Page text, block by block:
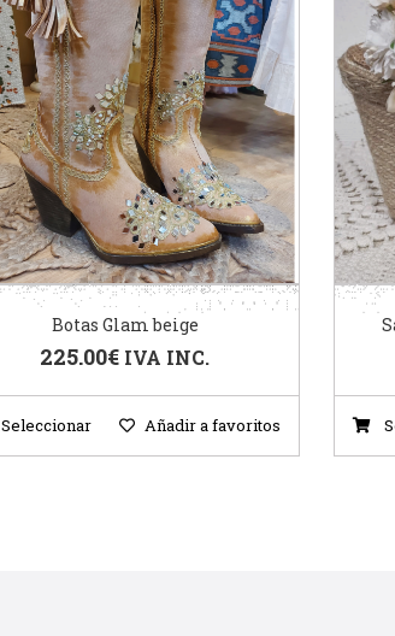
Botas Glam beige
225.00€ IVA INC.
Seleccionar Añadir a favoritos